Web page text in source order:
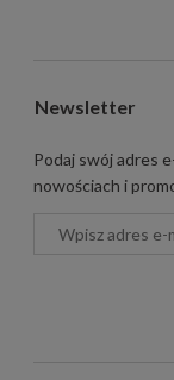
Newsletter
Podaj swój adres
nowościach i